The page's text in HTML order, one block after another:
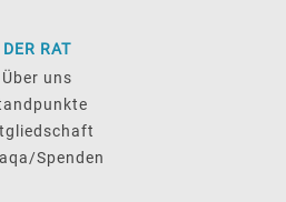
DER RAT
Über uns
Spenden